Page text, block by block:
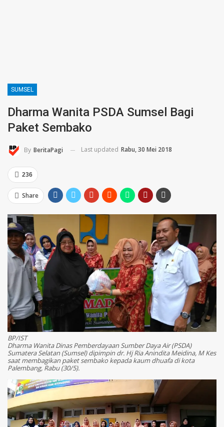
SUMSEL
Dharma Wanita PSDA Sumsel Bagi
Paket Sembako
By BeritaPagi Last updated Rabu, 30 Mei 2018
236
Share
BP/IST
Dharma Wanita Dinas Pemberdayaan Sumber Daya Air (PSDA)
Sumatera Selatan (Sumsel) dipimpin dr. Hj Ria Anindita Meidina, M Kes
saat membagikan paket sembako kepada kaum dhuafa di kota
Palembang, Rabu (30/5).